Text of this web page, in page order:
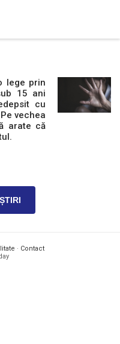
lege prin
15 ani
cu
vechea
arate că
· Contact